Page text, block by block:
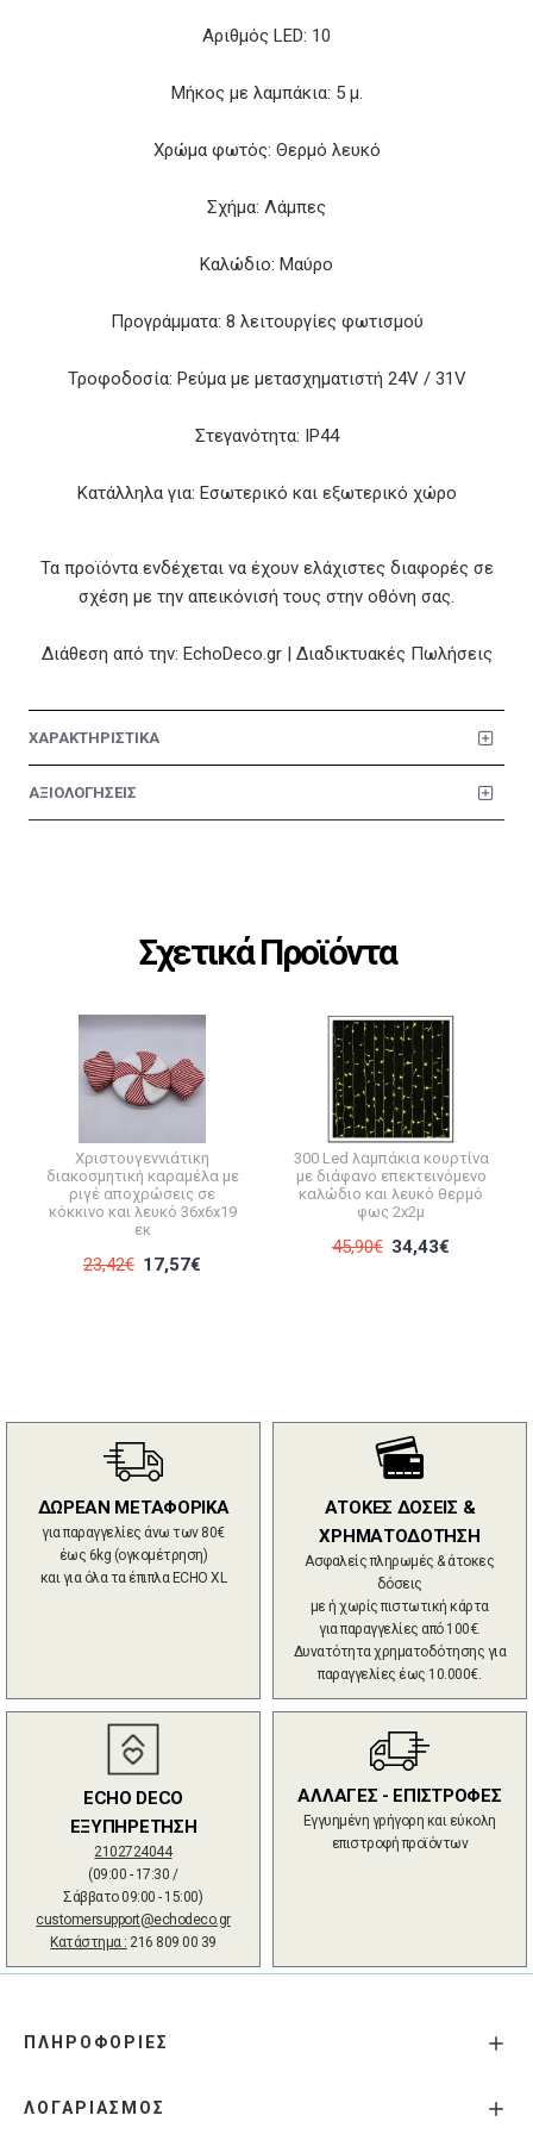
Αριθμός LED: 10
Μήκος με λαμπάκια: 5 μ.
Χρώμα φωτός: Θερμό λευκό
Σχήμα: Λάμπες
Καλώδιο: Μαύρο
Προγράμματα: 8 λειτουργίες φωτισμού
Τροφοδοσία: Ρεύμα με μετασχηματιστή 24V / 31V
Στεγανότητα: IP44
Κατάλληλα για: Εσωτερικό και εξωτερικό χώρο
Τα προϊόντα ενδέχεται να έχουν ελάχιστες διαφορές σε
σχέση με την απεικόνισή τους στην οθόνη σας.
Διάθεση από την: EchoDeco.gr | Διαδικτυακές Πωλήσεις
ΧΑΡΑΚΤΗΡΙΣΤΙΚΑ
ΑΞΙΟΛΟΓΗΣΕΙΣ
Σχετικά Προϊόντα
Χριστουγεννιάτικη
διακοσμητική καραμέλα με
ριγέ αποχρώσεις σε
κόκκινο και λευκό 36x6x19
εκ
23,42€ 17,57€
300 Led λαμπάκια κουρτίνα
με διάφανο επεκτεινόμενο
καλώδιο και λευκό θερμό
φως 2x2μ
45,90€ 34,43€
ΔΩΡΕΑΝ ΜΕΤΑΦΟΡΙΚΑ
για παραγγελίες άνω των 80€
έως 6kg (ογκομέτρηση)
και για όλα τα έπιπλα ECHO XL
ΑΤΟΚΕΣ ΔΟΣΕΙΣ &
ΧΡΗΜΑΤΟΔΟΤΗΣΗ
Ασφαλείς πληρωμές & άτοκες
δόσεις
με ή χωρίς πιστωτική κάρτα
για παραγγελίες από 100€.
Δυνατότητα χρηματοδότησης για
παραγγελίες έως 10.000€.
ECHO DECO
ΕΞΥΠΗΡΕΤΗΣΗ
2102724044
(09:00 - 17:30 /
Σάββατο 09:00 - 15:00)
customersupport@echodeco.gr
Κατάστημα : 216 809 00 39
ΑΛΛΑΓΕΣ - ΕΠΙΣΤΡΟΦΕΣ
Εγγυημένη γρήγορη και εύκολη
επιστροφή προϊόντων
ΠΛΗΡΟΦΟΡΙΕΣ
ΛΟΓΑΡΙΑΣΜΟΣ